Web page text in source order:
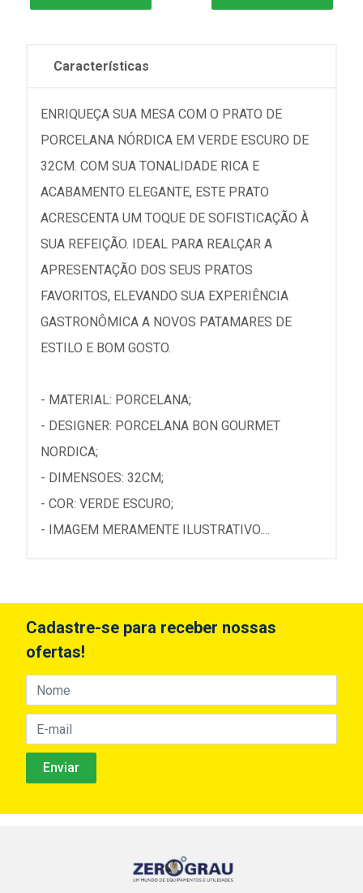
Características
ENRIQUEÇA SUA MESA COM O PRATO DE
PORCELANA NÓRDICA EM VERDE ESCURO DE
32CM. COM SUA TONALIDADE RICA E
ACABAMENTO ELEGANTE, ESTE PRATO
ACRESCENTA UM TOQUE DE SOFISTICAÇÃO À
SUA REFEIÇÃO. IDEAL PARA REALÇAR A
APRESENTAÇÃO DOS SEUS PRATOS
FAVORITOS, ELEVANDO SUA EXPERIÊNCIA
GASTRONÔMICA A NOVOS PATAMARES DE
ESTILO E BOM GOSTO.
- MATERIAL: PORCELANA;
- DESIGNER: PORCELANA BON GOURMET
NORDICA;
- DIMENSOES: 32CM;
- COR: VERDE ESCURO;
- IMAGEM MERAMENTE ILUSTRATIVO....
Cadastre-se para receber nossas
ofertas!